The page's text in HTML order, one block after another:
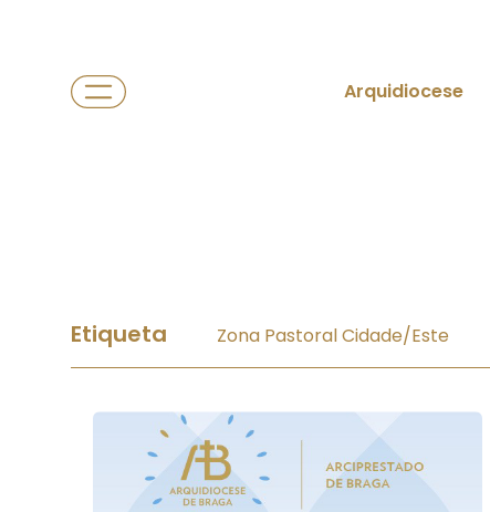
Arquidiocese
Etiqueta Zona Pastoral Cidade/Este